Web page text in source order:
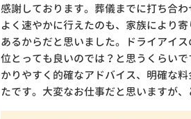
感謝しております。葬儀までに打ち合
よく速やかに行えたのも、家族により
あるからだと思いました。ドライアイ
位とっても良いのでは？と思うくらい
かりやすく的確なアドバイス、明確な
たです。大変なお仕事だと思いますが